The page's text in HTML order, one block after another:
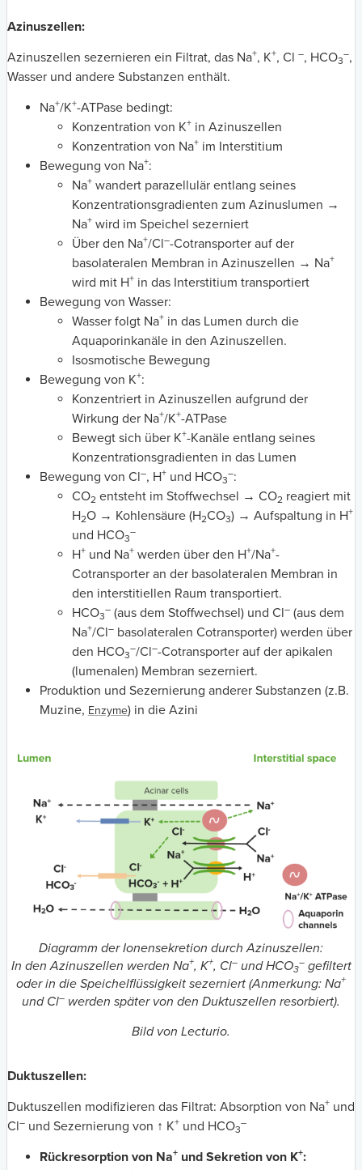
Azinuszellen:
Azinuszellen sezernieren ein Filtrat, das Na+, K+, Cl –, HCO3
–,
Wasser und andere Substanzen enthält.
Na+/K+-ATPase bedingt:
Konzentration von K+ in Azinuszellen
Konzentration von Na+ im Interstitium
Bewegung von Na+:
Na+ wandert parazellulär entlang seines
Konzentrationsgradienten zum Azinuslumen →
Na+ wird im Speichel sezerniert
Über den Na+/Cl–-Cotransporter auf der
basolateralen Membran in Azinuszellen → Na+
wird mit H+ in das Interstitium transportiert
Bewegung von Wasser:
Wasser folgt Na+ in das Lumen durch die
Aquaporinkanäle in den Azinuszellen.
Isosmotische Bewegung
Bewegung von K+:
Konzentriert in Azinuszellen aufgrund der
Wirkung der Na+/K+-ATPase
Bewegt sich über K+-Kanäle entlang seines
Konzentrationsgradienten in das Lumen
Bewegung von Cl–, H+ und HCO3
–:
CO2 entsteht im Stoffwechsel → CO2 reagiert mit
H2O → Kohlensäure (H2CO3) → Aufspaltung in H+
und HCO3
–
H+ und Na+ werden über den H+/Na+-
Cotransporter an der basolateralen Membran in
den interstitiellen Raum transportiert.
HCO3
– (aus dem Stoffwechsel) und Cl– (aus dem
Na+/Cl– basolateralen Cotransporter) werden über
den HCO3
–/Cl–-Cotransporter auf der apikalen
(lumenalen) Membran sezerniert.
Produktion und Sezernierung anderer Substanzen (z.B.
Muzine, Enzyme) in die Azini
Diagramm der Ionensekretion durch Azinuszellen:
In den Azinuszellen werden Na+, K+, Cl–und HCO3
–gefiltert
oder in die Speichelflüssigkeit sezerniert (Anmerkung: Na+
und Cl– werden später von den Duktuszellen resorbiert).
Bild von Lecturio.
Duktuszellen:
Duktuszellen modifizieren das Filtrat: Absorption von Na+ und
Cl– und Sezernierung von ↑ K+ und HCO3
–
Rückresorption von Na+ und Sekretion von K+: